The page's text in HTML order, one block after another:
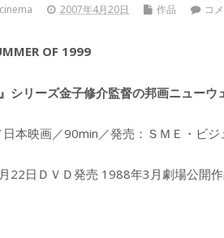
2007年4月20日 作品 コ
OF 1999
』シリーズ金子修介監督の邦画ニューウ
本映画／90min／発売：ＳＭＥ・ビジ
22日ＤＶＤ発売 1988年3月劇場公開